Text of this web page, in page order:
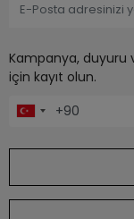
Kampanya, duyuru
için kayıt olun.